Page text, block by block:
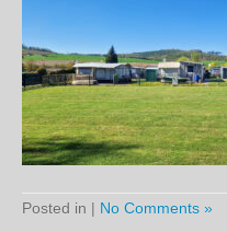
Posted in | No Comments »